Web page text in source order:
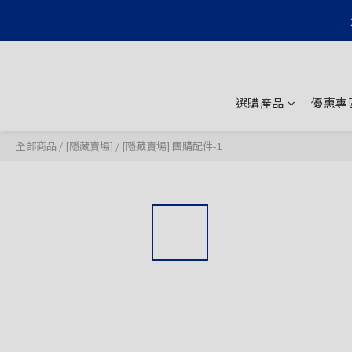
選購產品 優惠專
全部商品 / [隱藏賣場] / [隱藏賣場] 團購配件-1